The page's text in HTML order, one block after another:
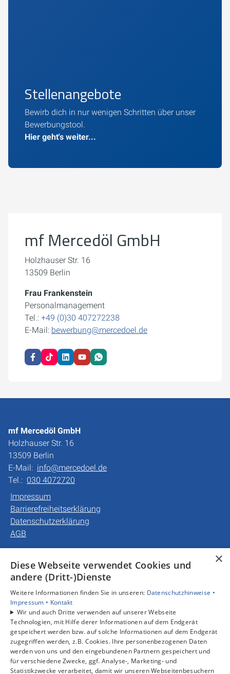
Stellenangebote
Bewirb dich in nur wenigen Schritten über unser
Bewerbungstool.
Hier geht's weiter...
Cookie-Einstellungen öffnen
mf Mercedöl GmbH
Holzhauser Str. 16
13509 Berlin
Frau Frankenstein
Personalmanagement
Tel.: +49 (0)30 407272238
E-Mail: bewerbung@mercedoel.de
mf Mercedöl GmbH
Holzhauser Str. 16
13509 Berlin
E-Mail: info@mercedoel.de
Tel.: 030 4072720
Impressum
Barrierefreiheitserklärung
Datenschutzerklärung
AGB
Privatkunden
Gewerbekunden
Karriere
Unternehmen
Kontakt
×
Diese Webseite verwendet Cookies und
andere (Dritt-)Dienste
Weitere Informationen finden Sie in unseren: Datenschutzhinweise •
Impressum • Kontakt
Wir und auch Dritte verwenden auf unserer Webseite
Technologien, mit Hilfe derer Informationen auf dem Endgerät
gespeichert werden bzw. auf solche Informationen auf dem Endgerät
zugegriffen werden, z.B. Cookies. Ihre personenbezogenen Daten
werden von uns und den eingebundenen Partnern gespeichert und
für verschiedene Zwecke, ggf. Analyse-, Marketing- und
Statistikzwecke verarbeitet, damit wir unseren Webseitenbesuchern